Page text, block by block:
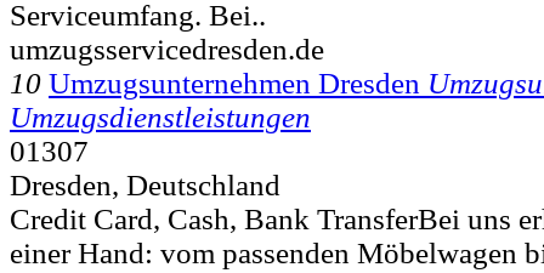
Serviceumfang. Bei..
umzugsservicedresden.de
10 Umzugsunternehmen Dresden
Umzugsdienstleistungen
01307
Dresden, Deutschland
Credit Card, Cash, Bank TransferBei uns
einer Hand: vom passenden Möbelwagen